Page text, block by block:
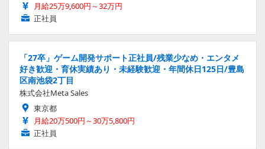
月給25万9,600円～32万円
正社員
「27卒」ゲーム開発サポート正社員/残業少なめ・エンタメ
好き歓迎・育休実績あり・未経験歓迎・年間休日125日/豊島
区南池袋2丁目
株式会社Meta Sales
東京都
月給20万500円～30万5,800円
正社員